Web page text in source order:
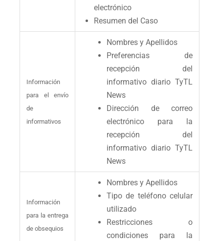
electrónico
Resumen del Caso
Información
para el envío
de
informativos
Nombres y Apellidos
Preferencias de
recepción del
informativo diario TyTL
News
Dirección de correo
electrónico para la
recepción del
informativo diario TyTL
News
Información
para la entrega
de obsequios
Nombres y Apellidos
Tipo de teléfono celular
utilizado
Restricciones o
condiciones para la